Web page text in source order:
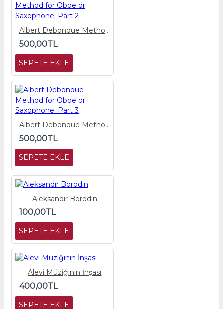
Albert Debondue Method for Oboe or Saxophone: Part 2
500,00TL
SEPETE EKLE
Albert Debondue Method for Oboe or Saxophone: Part 3
500,00TL
SEPETE EKLE
Aleksandır Borodin
100,00TL
SEPETE EKLE
Alevi Müziğinin İnşası
400,00TL
SEPETE EKLE